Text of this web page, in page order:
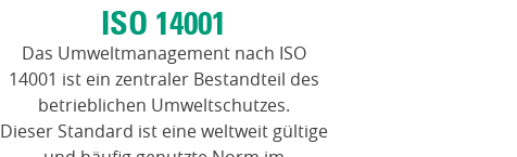
ISO 14001
Das Umweltmanagement nach ISO
14001 ist ein zentraler Bestandteil des
betrieblichen Umweltschutzes.
Dieser Standard ist eine weltweit gültige